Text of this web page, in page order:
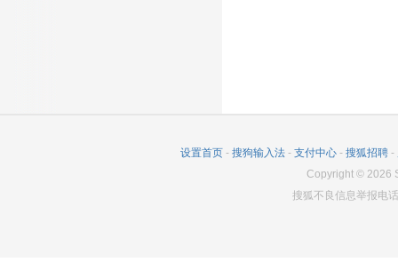
设置首页 - 搜狗输入法 - 支付中心 - 搜狐招聘 -
Copyright © 2026
搜狐不良信息举报电